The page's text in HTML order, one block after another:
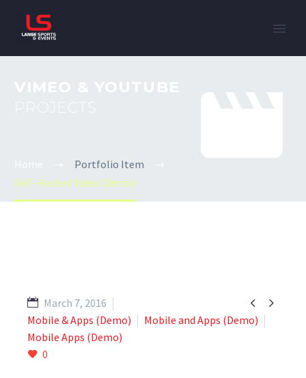
Portfolio Item
Self-Hosted Video (Demo)
 
March 7, 2016
Mobile & Apps (Demo)
Mobile and Apps (Demo)
Mobile Apps (Demo)
0